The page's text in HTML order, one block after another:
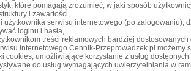
które pomagają zrozumieć, w jaki sposób
i zawartości,
użytkownika serwisu internetowego (po zalogowaniu),
loginu i hasła,
treści reklamowych bardziej
internetowego Cennik-Przeprowadzek.pl możemy
cookies, umożliwiające korzystanie z usług
do usług wymagających uwierzytelniania w